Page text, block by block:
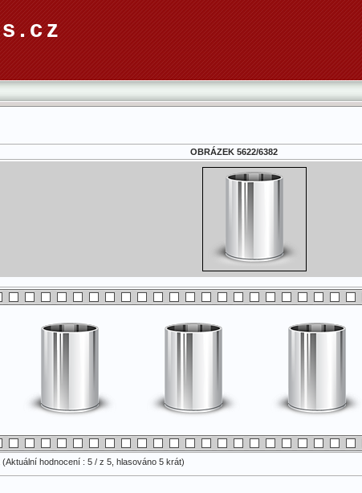
OBRÁZEK 5622/6382
(Aktuální hodnocení : 5 / z 5, hlasováno 5 krát)